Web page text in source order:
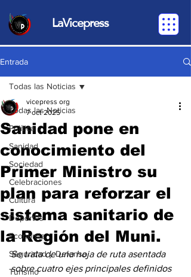
LaVicepress
Entrada
Todas las Noticias
Política
Sanidad
Sociedad
Celebraciones
Cultura
Deportes
Economia
Seguridad y Defensa
Turismo
Todas las Noticias
Sanidad pone en
conocimiento del
Primer Ministro su
plan para reforzar el
sistema sanitario de
la Región del Muni.
vicepress org
7 oct 2025
Se trata de una hoja de ruta asentada
sobre cuatro ejes principales definidos